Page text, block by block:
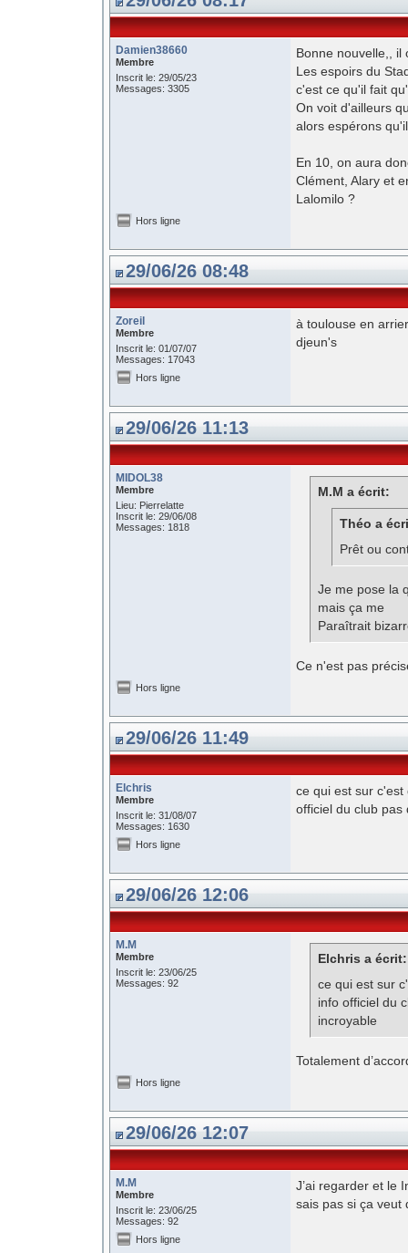
Damien38660
Membre
Inscrit le: 29/05/23
Messages: 3305
Bonne nouvelle,, il
Les espoirs du
c'est ce qu'il fait
On voit d'ailleurs
alors espérons
En 10, on aura
Clément, Alary et
Lalomilo ?
Hors ligne
29/06/26 08:48
Zoreil
Membre
Inscrit le: 01/07/07
Messages: 17043
à toulouse en
djeun's
Hors ligne
29/06/26 11:13
MIDOL38
Membre
Lieu: Pierrelatte
Inscrit le: 29/06/08
Messages: 1818
M.M a écrit:
Théo a
Prêt ou
Je me pose la
mais ça me
Paraîtrait
Ce n'est pas
Hors ligne
29/06/26 11:49
Elchris
Membre
Inscrit le: 31/08/07
Messages: 1630
ce qui est sur
officiel du club pas
Hors ligne
29/06/26 12:06
M.M
Membre
Inscrit le: 23/06/25
Messages: 92
Elchris a écrit:
ce qui est sur
info officiel du
incroyable
Totalement
Hors ligne
29/06/26 12:07
M.M
Membre
Inscrit le: 23/06/25
Messages: 92
J’ai regarder et le
sais pas si ça
Hors ligne